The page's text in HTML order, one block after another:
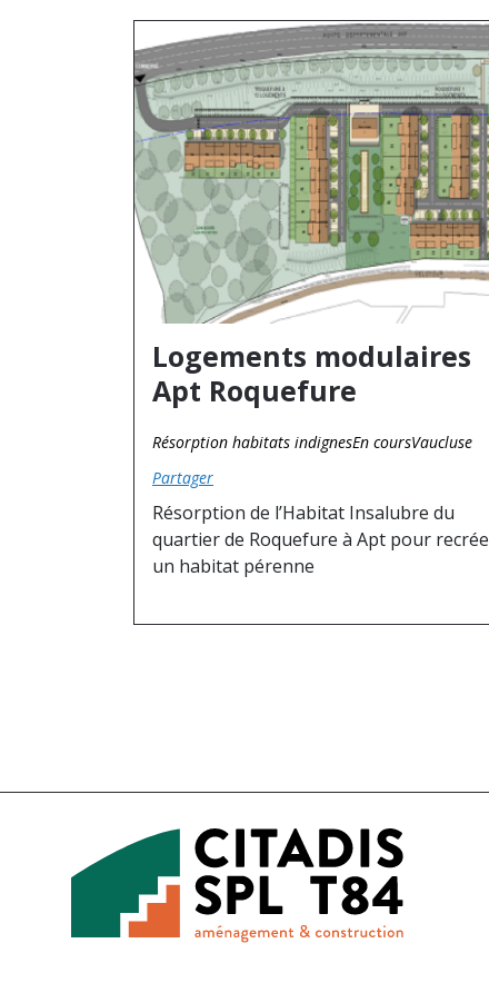
Logements modulaires
Apt Roquefure
Résorption habitats indignesEn coursVaucluse
Partager
Résorption de l’Habitat Insalubre du
quartier de Roquefure à Apt pour
un habitat pérenne